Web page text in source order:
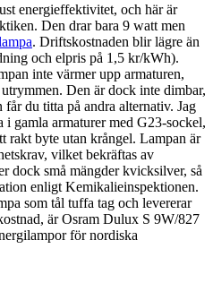
energieffektivitet, och här är
Den drar bara 9 watt men
. Driftskostnaden blir lägre än
och elpris på 1,5 kr/kWh).
inte värmer upp armaturen,
Den är dock inte dimbar,
du titta på andra alternativ. Jag
i gamla armaturer med G23-sockel,
rakt byte utan krångel. Lampan är
vilket bekräftas av
dock små mängder kvicksilver, så
enligt Kemikalieinspektionen.
som tål tuffa tag och levererar
är Osram Dulux S 9W/827
för nordiska